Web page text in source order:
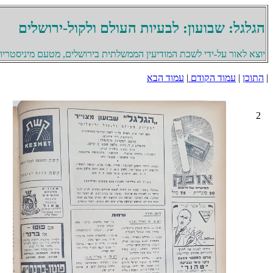
הגלגל: שבועון: לבעיות העולם ולקול-ירושלים
יוצא לאור על-ידי לשכת המודיעין הממשלתית בירושלים, מטעם
| התוכן | עמוד הקודם | עמוד הבא
2